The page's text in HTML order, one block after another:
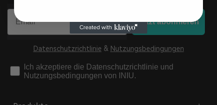
Email
Jetzt abonnieren
Datenschutzrichtlinie & Nutzungsbedingungen
checkIch akzeptiere die Datenschutzrichtlinie und
Nutzungsbedingungen von INIU.